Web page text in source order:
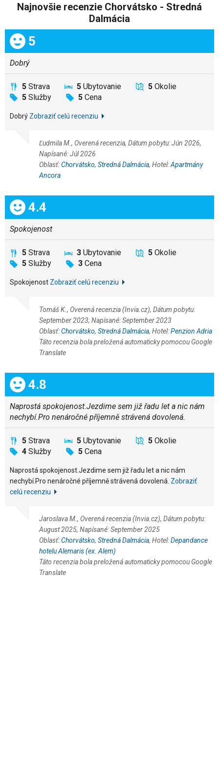
Najnovšie recenzie Chorvátsko - Stredná
Dalmácia
Celkom:
5
Dobrý
5 Strava 5 Ubytovanie 5 Okolie
5 Služby 5 Cena
Dobrý Zobraziť celú recenziu
Ľudmila M., Overená recenzia, Dátum pobytu: Jún 2026,
Napísané: Júl 2026
Oblasť:Chorvátsko, Stredná Dalmácia, Hotel:Apartmány
Ancora
Celkom:
4.4
Spokojenost
5 Strava 3 Ubytovanie 5 Okolie
5 Služby 3 Cena
Spokojenost Zobraziť celú recenziu
Tomáš K., Overená recenzia (Invia.cz), Dátum pobytu:
September 2023, Napísané: September 2023
Oblasť:Chorvátsko, Stredná Dalmácia, Hotel:Penzion Adria
Táto recenzia bola preložená automaticky pomocou Google
Translate
Celkom:
4.8
Naprostá spokojenost.Jezdime sem již řadu let a nic nám
nechybí.Pro nenáročné příjemně strávená dovolená.
5 Strava 5 Ubytovanie 5 Okolie
4 Služby 5 Cena
Naprostá spokojenost.Jezdime sem již řadu let a nic nám
nechybí.Pro nenáročné příjemně strávená dovolená. Zobraziť
celú recenziu
Jaroslava M., Overená recenzia (Invia.cz), Dátum pobytu:
August 2025, Napísané: September 2025
Oblasť:Chorvátsko, Stredná Dalmácia, Hotel:Depandance
hotelu Alemaris (ex. Alem)
Táto recenzia bola preložená automaticky pomocou Google
Translate